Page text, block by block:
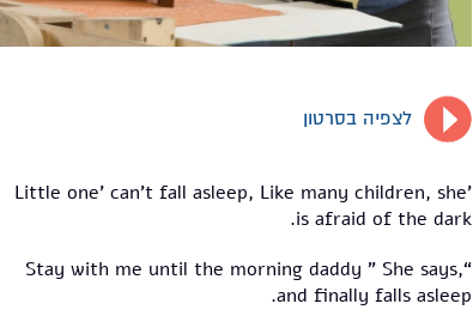
לצפיה בסרטון
'Little one' can't fall asleep, Like many children, she
is afraid of the dark.
“Stay with me until the morning daddy " She says,
and finally falls asleep.